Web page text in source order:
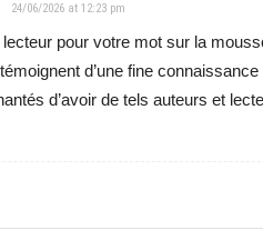
24/06/2026 at 12:23 pm
pour votre mot sur la
d’une fine
d’avoir de tels auteurs et